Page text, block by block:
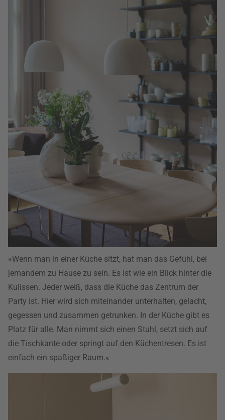
»Wenn man in einer Küche sitzt, hat man das Gefühl, bei
jemandem zu Hause zu sein. Es ist wie ein Blick hinter die
Kulissen. Jeder weiß, dass die Küche das Zentrum der
Party ist. Hier wird sich miteinander unterhalten, gelacht,
gegessen und zusammen getrunken. In der Küche gibt es
Platz für alle. Man nimmt sich einen Stuhl, setzt sich auf
die Tischkante oder springt auf den Küchentresen. Es ist
einfach ein spaßiger Raum.«